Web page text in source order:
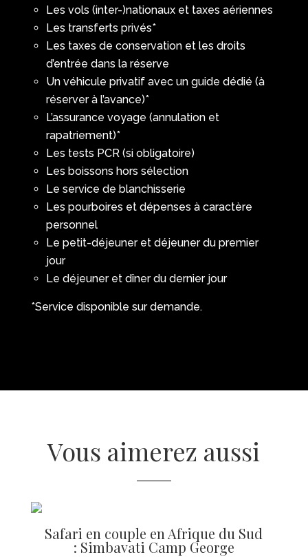
Les vols (inter-)nationaux et taxes aériennes
Les transferts privés*
Les taxes de conservation et les droits
d’entrée dans la réserve
Un véhicule privatif avec un guide dédié (à
réserver à l’avance)*
L’assurance voyage (annulation et
rapatriement)*
Les tests PCR (si obligatoire)
Les boissons hors sélection
Le service de blanchisserie
Les pourboires et dépenses à caractère
personnel
Le petit-déjeuner et déjeuner du premier
jour
Le déjeuner et dîner du dernier jour
*Service disponible sur demande.
Vous aimerez aussi
Safari en couple en Afrique du Sud
: Simbavati Camp George